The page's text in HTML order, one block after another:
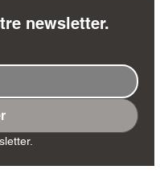
newsletter.